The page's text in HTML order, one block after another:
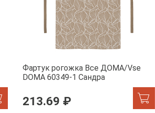
Фартук рогожка Все ДОМА/Vse
DOMA 60349-1 Сандра
213.69 ₽